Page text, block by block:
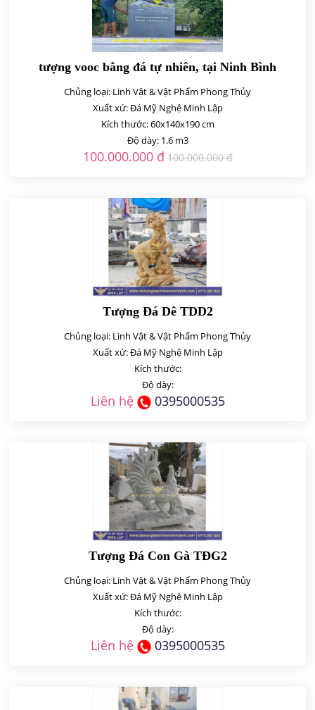
tượng vooc bằng đá tự nhiên, tại Ninh Bình
Chủng loại: Linh Vật & Vật Phẩm Phong Thủy
Xuất xứ: Đá Mỹ Nghệ Minh Lập
Kích thước: 60x140x190 cm
Độ dày: 1.6 m3
100.000.000 đ 100.000.000 đ
Tượng Đá Dê TDD2
Chủng loại: Linh Vật & Vật Phẩm Phong Thủy
Xuất xứ: Đá Mỹ Nghệ Minh Lập
Kích thước:
Độ dày:
Liên hệ 0395000535
Tượng Đá Con Gà TĐG2
Chủng loại: Linh Vật & Vật Phẩm Phong Thủy
Xuất xứ: Đá Mỹ Nghệ Minh Lập
Kích thước:
Độ dày:
Liên hệ 0395000535